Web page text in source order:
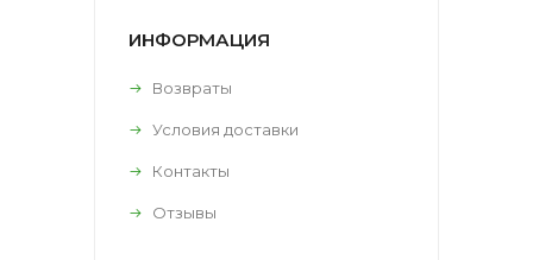
ИНФОРМАЦИЯ
Возвраты
Условия доставки
Контакты
Отзывы